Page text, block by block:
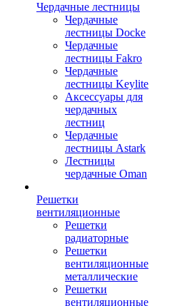
Чердачные лестницы
Чердачные
лестницы Docke
Чердачные
лестницы Fakro
Чердачные
лестницы Keylite
Аксессуары для
чердачных
лестниц
Чердачные
лестницы Astark
Лестницы
чердачные Oman
Решетки
вентиляционные
Решетки
радиаторные
Решетки
вентиляционные
металлические
Решетки
вентиляционные